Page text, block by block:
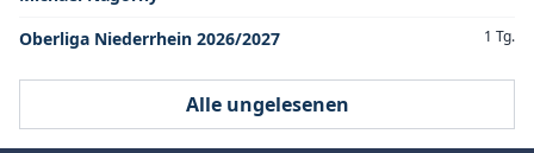
Oberliga Niederrhein 2026/2027 1 Tg.
Alle ungelesenen